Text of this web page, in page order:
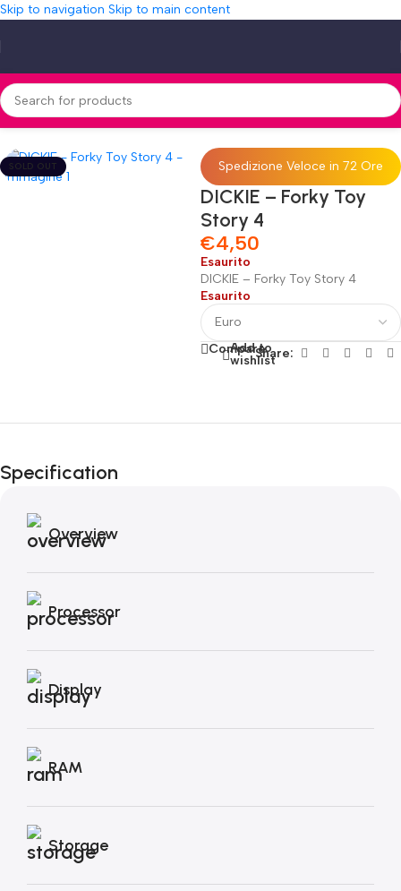
Skip to navigation Skip to main content
Home»Shop»DICKIE – Forky Toy Story 4
SOLD OUT Spedizione Veloce in 72 Ore
DICKIE – Forky Toy
Story 4
€4,50
Esaurito
DICKIE – Forky Toy Story 4
Esaurito
Compare
Add to
wishlistShare:
Fino al 12 Ottobre...
Autunno!
Specification
Overview
Processor
Display
RAM
Storage